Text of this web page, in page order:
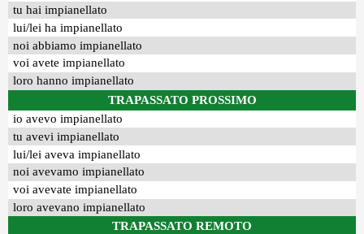
tu hai impianellato
lui/lei ha impianellato
noi abbiamo impianellato
voi avete impianellato
loro hanno impianellato
TRAPASSATO PROSSIMO
io avevo impianellato
tu avevi impianellato
lui/lei aveva impianellato
noi avevamo impianellato
voi avevate impianellato
loro avevano impianellato
TRAPASSATO REMOTO